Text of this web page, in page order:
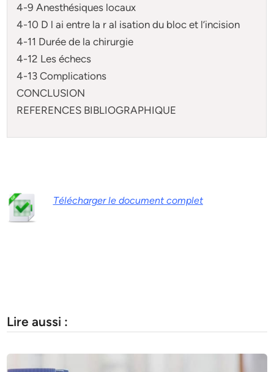
4-9 Anesthésiques locaux
4-10 D l ai entre la r al isation du bloc et l’incision
4-11 Durée de la chirurgie
4-12 Les échecs
4-13 Complications
CONCLUSION
REFERENCES BIBLIOGRAPHIQUE
Télécharger le document complet
Lire aussi :